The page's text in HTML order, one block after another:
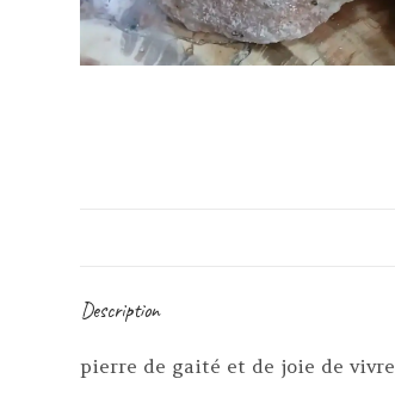
Description
pierre de gaité et de joie de